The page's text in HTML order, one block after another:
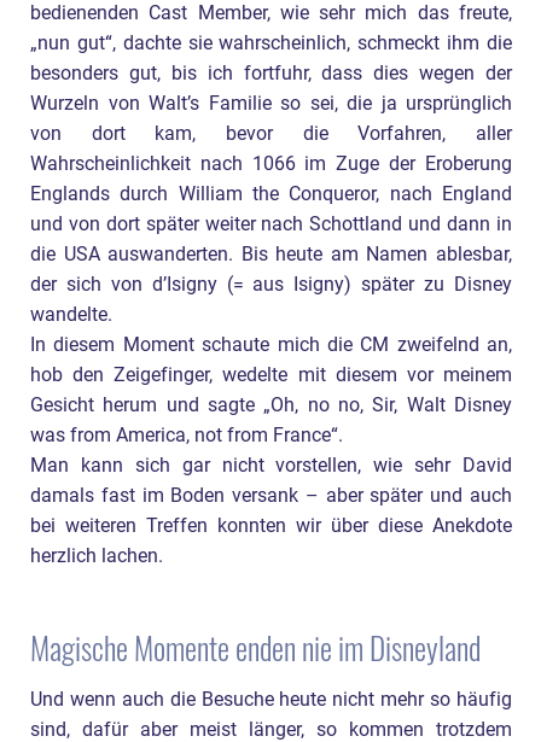
bedienenden Cast Member, wie sehr mich das freute,
„nun gut“, dachte sie wahrscheinlich, schmeckt ihm die
besonders gut, bis ich fortfuhr, dass dies wegen der
Wurzeln von Walt’s Familie so sei, die ja ursprünglich
von dort kam, bevor die Vorfahren, aller
Wahrscheinlichkeit nach 1066 im Zuge der Eroberung
Englands durch William the Conqueror, nach England
und von dort später weiter nach Schottland und dann in
die USA auswanderten. Bis heute am Namen ablesbar,
der sich von d’Isigny (= aus Isigny) später zu Disney
wandelte.
In diesem Moment schaute mich die CM zweifelnd an,
hob den Zeigefinger, wedelte mit diesem vor meinem
Gesicht herum und sagte „Oh, no no, Sir, Walt Disney
was from America, not from France“.
Man kann sich gar nicht vorstellen, wie sehr David
damals fast im Boden versank – aber später und auch
bei weiteren Treffen konnten wir über diese Anekdote
herzlich lachen.
Magische Momente enden nie im Disneyland
Und wenn auch die Besuche heute nicht mehr so häufig
sind, dafür aber meist länger, so kommen trotzdem